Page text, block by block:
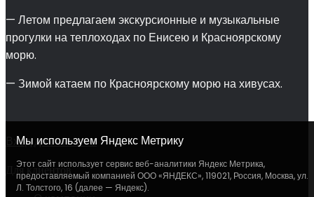
Мы используем Яндекс Метрику
Этот сайт использует сервис веб-аналитики Яндекс Метрика,
предоставляемый компанией ООО «ЯНДЕКС», 119021, Россия, Москва, ул.
Л. Толстого, 16 (далее — Яндекс).
— Летом предлагаем экскурсионные и музыкальные
прогулки на теплоходах по Енисею и Красноярскому
морю.
— Зимой катаем по Красноярскому морю на хивусах.
Вход для агентов
Для клиентов